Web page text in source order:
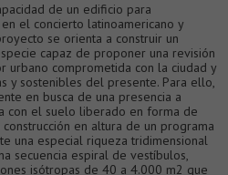
de un edificio para
el concierto latinoamericano y
se orienta a construir un
capaz de proponer una revisión
comprometida con la ciudad y
y sostenibles del presente. Para ello,
en busca de una presencia a
con el suelo liberado en forma de
en altura de un programa
una especial riqueza tridimensional
secuencia espiral de vestíbulos,
isótropas de 40 a 4.000 m2 que